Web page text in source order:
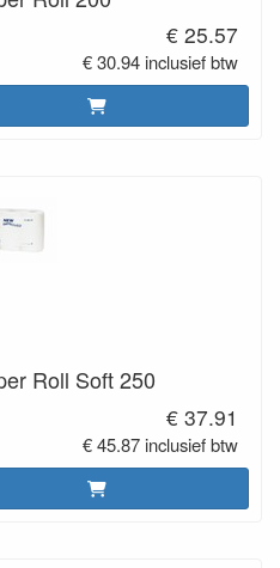
€ 25.57
€ 30.94 inclusief btw
Roll Soft 250
€ 37.91
€ 45.87 inclusief btw